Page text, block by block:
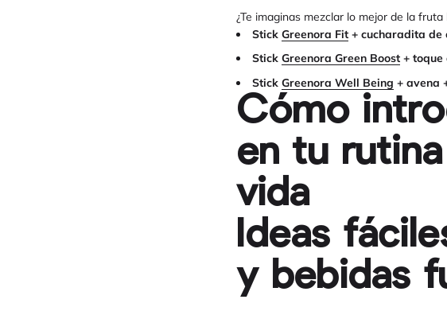
¿Te imaginas mezclar lo mejor de la
Stick Greenora Fit + cucharadita de
Stick Greenora Green Boost + toque
Stick Greenora Well Being + avena
Cómo
en tu
vida
Ideas
y bebidas